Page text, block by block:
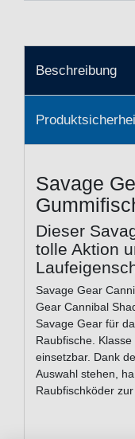
Beschreibung
Savage
Dieser
tolle Aktion
Savage Gear
Gear Cannibal
Savage Gear für
Raubfische.
einsetzbar. Dank
Auswahl stehen,
Raubfischköder